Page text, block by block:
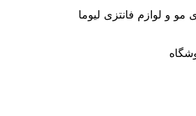
و لوازم فانتزی لیوما